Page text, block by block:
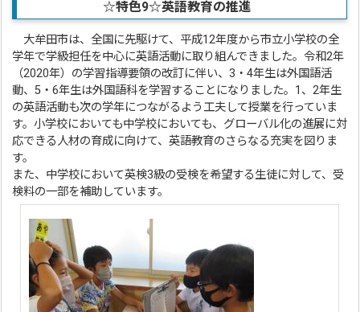
☆特色9☆英語教育の推進
大牟田市は、全国に先駆けて、平成12年度から市立小学校の全
学年で学級担任を中心に英語活動に取り組んできました。令和2年
（2020年）の学習指導要領の改訂に伴い、3・4年生は外国語活
動、5・6年生は外国語科を学習することになりました。1、2年生
の英語活動も次の学年につながるよう工夫して授業を行っていま
す。小学校においても中学校においても、グローバル化の進展に対
応できる人材の育成に向けて、英語教育のさらなる充実を図りま
す。
また、中学校において英検3級の受検を希望する生徒に対して、受
検料の一部を補助しています。